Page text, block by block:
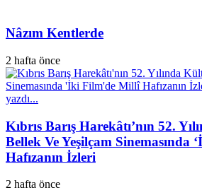
Nâzım Kentlerde
2 hafta önce
Kıbrıs Barış Harekâtı’nın 52.
Bellek Ve Yeşilçam Sinemasında
Hafızanın İzleri
2 hafta önce